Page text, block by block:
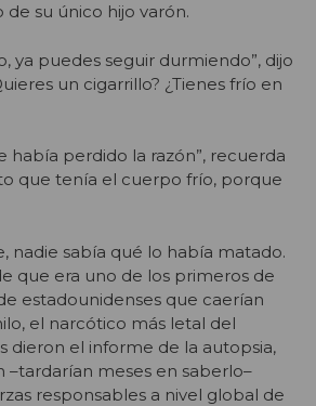
de su único hijo varón.
ya puedes seguir durmiendo”, dijo
un cigarrillo? ¿Tienes frío en
había perdido la razón”, recuerda
que tenía el cuerpo frío, porque
nadie sabía qué lo había matado.
que era uno de los primeros de
estadounidenses que caerían
el narcótico más letal del
dieron el informe de la autopsia,
meses en saberlo–
responsables a nivel global de